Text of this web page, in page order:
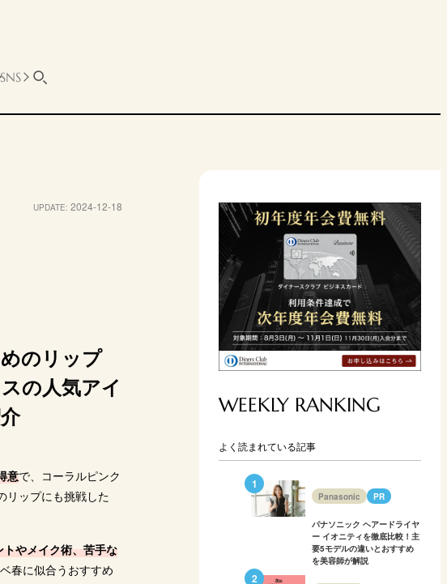
SNS
UPDATE: 2024-12-18
のリップ
の人気アイ
意で、コーラルピンク
リップにも挑戦した
やメイク術、苦手な
春に似合うおすすめ
WEEKLY RANKING
よく読まれている記事
Panasonic PR
パナソニック ヘアードライヤ
ー イオニティを徹底比較！主
要5モデルの違いとおすすめ
を美容師が解説
ジュ ドラ
THREE デアリング
ヴィセ アヴァン マ
ルチスティックカラ
NARS アフターグ
ロー センシュアル
シャイン リップス
ティック
SUQQU シアー マ
ット リップスティ
ック
&be
201 ウォームブラウ
06 樹皮
4730円 5500円 2200円
ツヤ マット シアー
場
Amazon
楽天市場
Amazon Amazon